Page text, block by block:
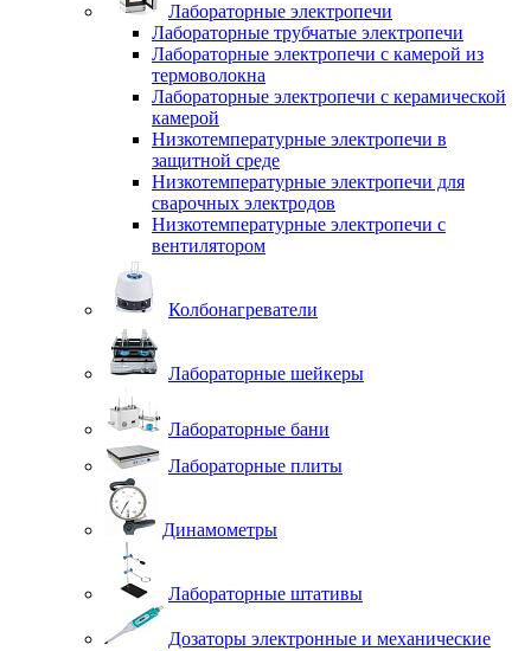
Лабораторные электропечи
Лабораторные трубчатые электропечи
Лабораторные электропечи с камерой из
термоволокна
Лабораторные электропечи с керамической
камерой
Низкотемпературные электропечи в
защитной среде
Низкотемпературные электропечи для
cварочных электродов
Низкотемпературные электропечи с
вентилятором
Колбонагреватели
Лабораторные шейкеры
Лабораторные бани
Лабораторные плиты
Динамометры
Лабораторные штативы
Дозаторы электронные и механические